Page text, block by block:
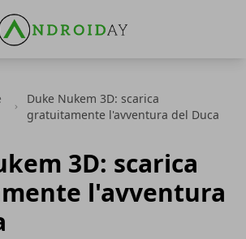
Duke Nukem 3D: scarica
gratuitamente l'avventura del Duca
3D: scarica
l'avventura